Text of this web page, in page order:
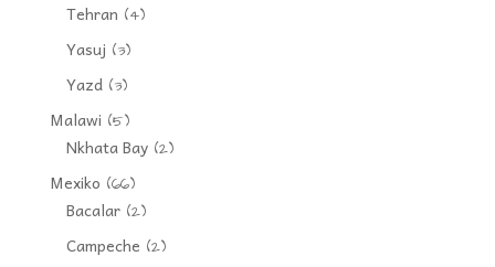
Tehran (4)
Yasuj (3)
Yazd(3)
Malawi (5)
Nkhata Bay(2)
Mexiko (66)
Bacalar(2)
Campeche (2)